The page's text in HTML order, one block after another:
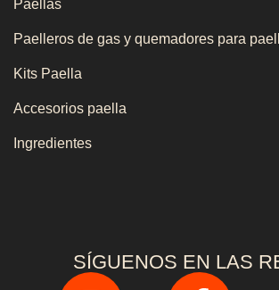
Paellas
Paelleros de gas y quemadores para
Kits Paella
Accesorios paella
Ingredientes
SÍGUENOS EN LAS